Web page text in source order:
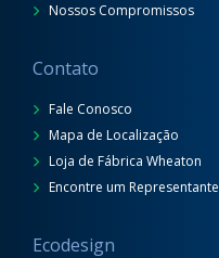
Nossos Compromissos
Contato
Fale Conosco
Mapa de Localização
Loja de Fábrica Wheaton
Encontre um Representante
Ecodesign